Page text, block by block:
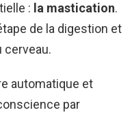
: la mastication.
de la digestion et
cerveau.
automatique et
par